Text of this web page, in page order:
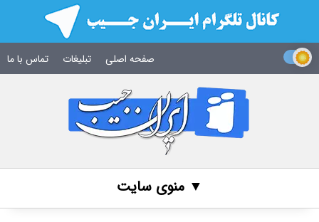
صفحه اصلی تبلیغات تماس با ما
▼ منوی سایت